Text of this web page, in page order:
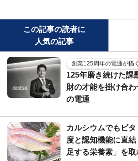
この記事の読者に
人気の記事
創業125周年の電通が描
125年磨き続けた課
財の才能を掛け合
の電通
カルシウムでもビ
度と認知機能に直
足する栄養素」を